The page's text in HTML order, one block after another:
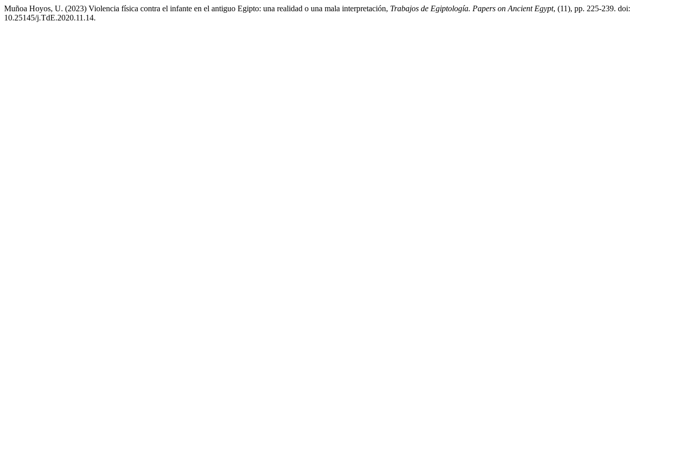
Muñoa Hoyos, U. (2023) Violencia física contra el infante en el antiguo Egipto: una realidad o una mala interpretación, Trabajos de Egiptología. Papers on Ancient Egypt, (11), pp. 225-239. doi:
10.25145/j.TdE.2020.11.14.